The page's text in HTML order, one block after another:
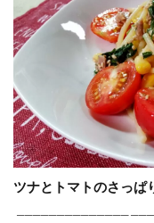
ツナとトマトのさっぱ
──────────────